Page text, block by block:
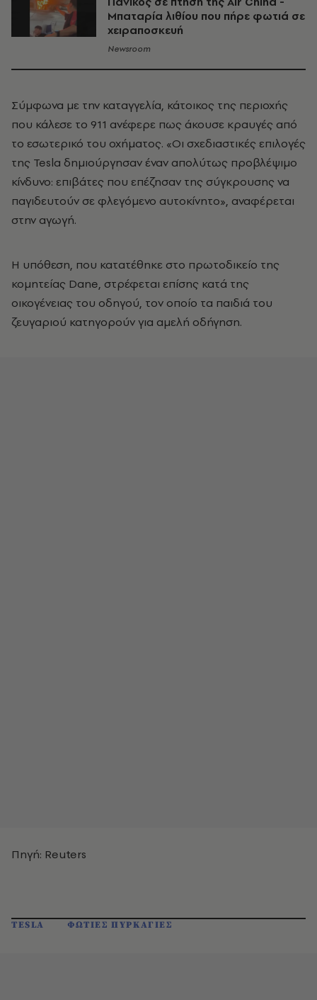
Μπαταρία λιθίου που πήρε φωτιά σε
χειραποσκευή
Newsroom
Σύμφωνα με την καταγγελία, κάτοικος της περιοχής
που κάλεσε το 911 ανέφερε πως άκουσε κραυγές από
το εσωτερικό του οχήματος. «Οι σχεδιαστικές επιλογές
της Tesla δημιούργησαν έναν απολύτως προβλέψιμο
κίνδυνο: επιβάτες που επέζησαν της σύγκρουσης να
παγιδευτούν σε φλεγόμενο αυτοκίνητο», αναφέρεται
στην αγωγή.
Η υπόθεση, που κατατέθηκε στο πρωτοδικείο της
κομητείας Dane, στρέφεται επίσης κατά της
οικογένειας του οδηγού, τον οποίο τα παιδιά του
ζευγαριού κατηγορούν για αμελή οδήγηση.
Πηγή: Reuters
TESLA ΦΩΤΙΕΣ ΠΥΡΚΑΓΙΕΣ